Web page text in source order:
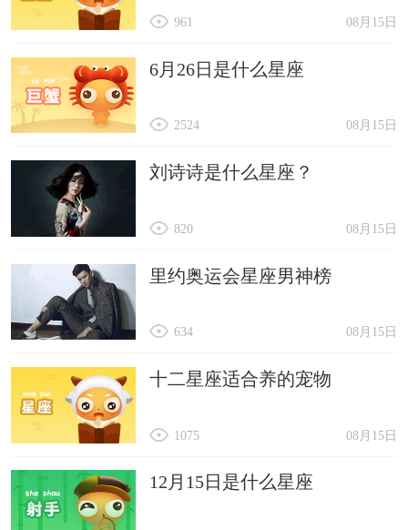
08月15日
961
6月26日是什么星座
08月15日
2524
刘诗诗是什么星座？
08月15日
820
里约奥运会星座男神榜
08月15日
634
十二星座适合养的宠物
08月15日
1075
12月15日是什么星座